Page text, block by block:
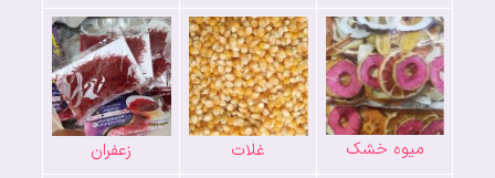
میوه خشک غلات زعفران